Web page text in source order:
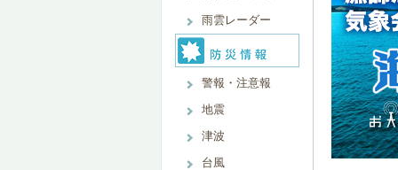
雨雲レーダー
警報・注意報
地震
津波
台風